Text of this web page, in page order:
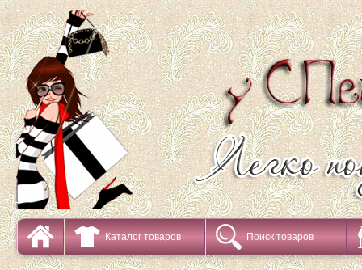
Каталог товаров Поиск товаров